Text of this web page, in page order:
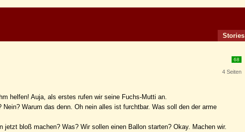
Stories
68
4 Seiten
helfen! Auja, als erstes rufen wir seine Fuchs-Mutti an.
Warum das denn. Oh nein alles ist furchtbar. Was soll den der arme
bloß machen? Was? Wir sollen einen Ballon starten? Okay. Machen wir.